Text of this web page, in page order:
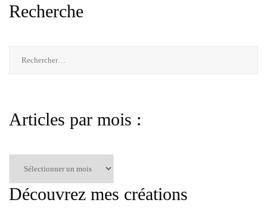
Recherche
Articles par mois :
mois
Découvrez mes créations